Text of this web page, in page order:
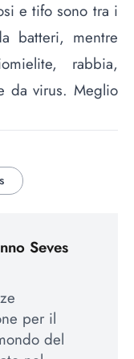
e tifo sono tra i
batteri, mentre
rabbia,
da virus. Meglio
Seves
per il
del